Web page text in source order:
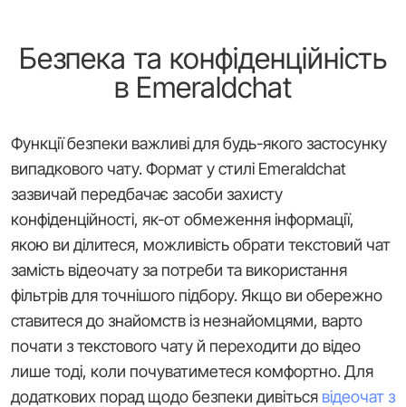
Безпека та конфіденційність
в Emeraldchat
Функції безпеки важливі для будь-якого застосунку
випадкового чату. Формат у стилі Emeraldchat
зазвичай передбачає засоби захисту
конфіденційності, як-от обмеження інформації,
якою ви ділитеся, можливість обрати текстовий чат
замість відеочату за потреби та використання
фільтрів для точнішого підбору. Якщо ви обережно
ставитеся до знайомств із незнайомцями, варто
почати з текстового чату й переходити до відео
лише тоді, коли почуватиметеся комфортно. Для
додаткових порад щодо безпеки дивіться відеочат з